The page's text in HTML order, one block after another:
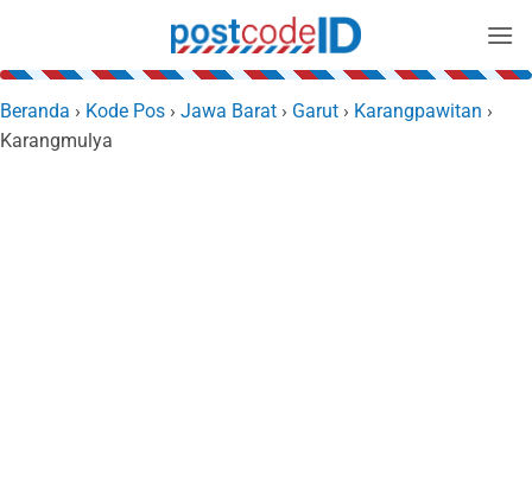
content
Beranda › Kode Pos › Jawa Barat › Garut › Karangpawitan ›
Karangmulya